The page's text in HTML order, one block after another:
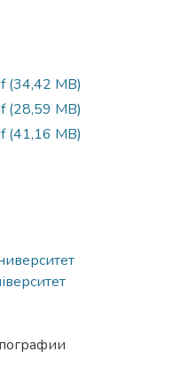
(34,42 MB)
(28,59 MB)
(41,16 MB)